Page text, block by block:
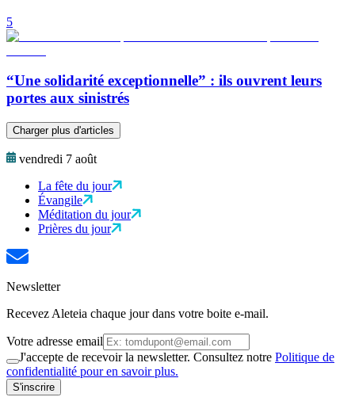
5
“Une solidarité exceptionnelle” : ils ouvrent leurs
portes aux sinistrés
Charger plus d'articles
vendredi 7 août
La fête du jour
Évangile
Méditation du jour
Prières du jour
Newsletter
Recevez Aleteia chaque jour dans votre boite e-mail.
Votre adresse email
J'accepte de recevoir la newsletter. Consultez notre Politique de
confidentialité pour en savoir plus.
S'inscrire